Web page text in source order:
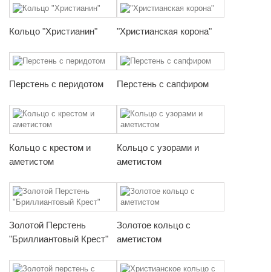
Кольцо "Христианин" "Христианская корона"
Перстень с перидотом Перстень с сапфиром
Кольцо с крестом и
аметистом
Кольцо с узорами и
аметистом
Золотой Перстень
"Бриллиантовый Крест"
Золотое кольцо с
аметистом